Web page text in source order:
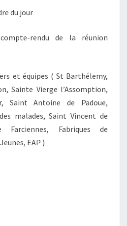
du jour
rendu de la réunion
et équipes ( St Barthélemy,
Sainte Vierge l’Assomption,
Saint Antoine de Padoue,
malades, Saint Vincent de
Farciennes, Fabriques de
EAP )